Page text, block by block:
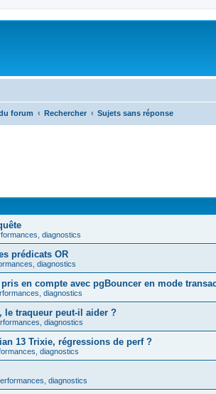
forum Rechercher Sujets sans réponse
diagnostics
prédicats OR
diagnostics
en compte avec pgBouncer en mode
diagnostics
le traqueur peut-il aider ?
diagnostics
13 Trixie, régressions de perf ?
diagnostics
diagnostics